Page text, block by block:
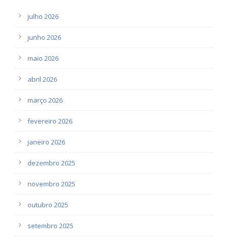
julho 2026
junho 2026
maio 2026
abril 2026
março 2026
fevereiro 2026
janeiro 2026
dezembro 2025
novembro 2025
outubro 2025
setembro 2025